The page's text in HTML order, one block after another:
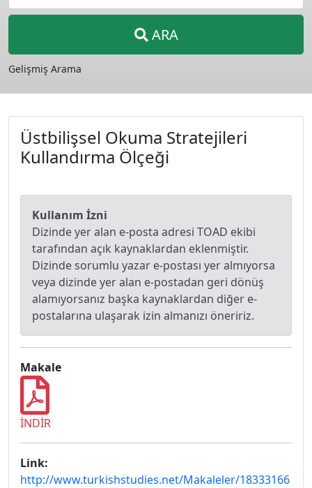
ARA
Gelişmiş Arama
Üstbilişsel Okuma Stratejileri
Kullandırma Ölçeği
Kullanım İzni
Dizinde yer alan e-posta adresi TOAD ekibi
tarafından açık kaynaklardan eklenmiştir.
Dizinde sorumlu yazar e-postası yer almıyorsa
veya dizinde yer alan e-postadan geri dönüş
alamıyorsanız başka kaynaklardan diğer e-
postalarına ulaşarak izin almanızı öneririz.
Makale
İNDİR
Link:
http://www.turkishstudies.net/Makaleler/18333166